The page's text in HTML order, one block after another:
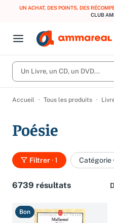
UN ACHAT, DES POINTS, DES
CLUB
Open menu
Fermer le menu
CD d'occasion
Partitions
Culture à 1 €
Nos engagements
Produits Catégories
Vous n'avez pas trouvé
Activez les notifications dans
Un Livre, un CD, un DVD...
Accueil Tous les produits
Poésie
Filtrer· 1 Catégorie·
6739 résultats
Bon